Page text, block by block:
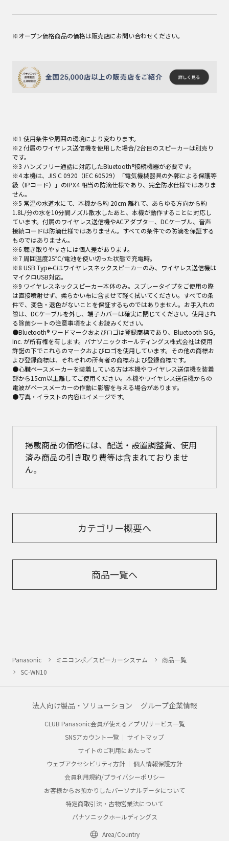
※オープン価格商品の価格は販売店にお問い合わせください。
※1 使用条件や周囲の環境により変わります。
※2 付属のワイヤレス送信機を使用した場合/2台目のスピーカーは別売り
です。
※3 ハンズフリー通話に対応したBluetooth®接続機器が必要です。
※4 本機は、JIS C 0920（IEC 60529）「電気機械器具の外郭による保護等
級（IPコード）」のIPX4 相当の防滴仕様であり、完全防水仕様ではありま
せん。
※5 常温の水道水にて、本機から約 20cm 離れて、あらゆる方向から約
1.8L/分の水を10分間ノズル散水したあと、本機が動作することに対応し
ています。付属のワイヤレス送信機やACアダプタ―、DCケーブル、音声
接続コードは防滴仕様ではありません。すべての条件での防滴を保証する
ものではありません。
※6 聴き取りやすさには個人差があります。
※7 周囲温度25℃/電池を使い切った状態で充電時。
※8 USB Type-Cはワイヤレスネックスピーカーのみ、ワイヤレス送信機は
マイクロUSB対応。
※9 ワイヤレスネックスピーカー本体のみ。スプレータイプをご使用の際
は直接噴射せず、柔らかい布に含ませて軽く拭いてください。すべての条
件で、変色・退色がないことを保証するものではありません。お手入れの
際は、DCケーブルを外し、端子カバーは確実に閉じてください。使用され
る除菌シートの注意事項をよくお読みください。
●Bluetooth® ワードマークおよびロゴは登録商標であり、Bluetooth SIG,
Inc. が所有権を有します。パナソニックホールディングス株式会社は使用
許諾の下でこれらのマークおよびロゴを使用しています。その他の商標お
よび登録商標は、それぞれの所有者の商標および登録商標です。
●心臓ペースメーカーを装着している方は本機やワイヤレス送信機を装着
部から15cm以上離してご使用ください。本機やワイヤレス送信機からの
電波がペースメーカーの作動に影響を与える場合があります。
●写真・イラストの内容はイメージです。
掲載商品の価格には、配送・設置調整費、使用
済み商品の引き取り費等は含まれておりませ
ん。
カテゴリー概要へ
商品一覧へ
Panasonic ミニコンポ／スピーカーシステム
商品一覧
SC-WN10
法人向け製品・ソリューション グループ企業情報
CLUB Panasonic会員が使えるアプリ/サービス一覧
SNSアカウント一覧
サイトマップ
サイトのご利用にあたって
ウェブアクセシビリティ方針
個人情報保護方針
会員利用規約/プライバシーポリシー
お客様からお預かりしたパーソナルデータについて
特定商取引法・古物営業法について
パナソニックホールディングス
Area/Country